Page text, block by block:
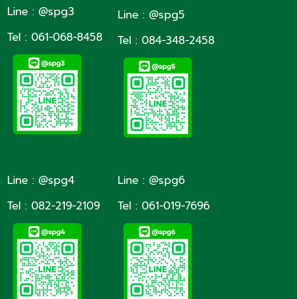
Line : @spg3
Tel : 061-068-8458
Line : @spg4
Tel : 082-219-2109
Line : @spg5
Tel : 084-348-2458
Line : @spg6
Tel : 061-019-7696